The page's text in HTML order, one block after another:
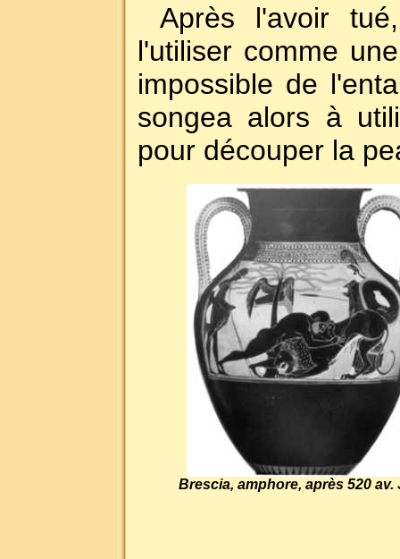
Après l'avoir
l'utiliser comme
impossible de
songea alors à
pour découper la
Brescia, amphore, après 520 av.